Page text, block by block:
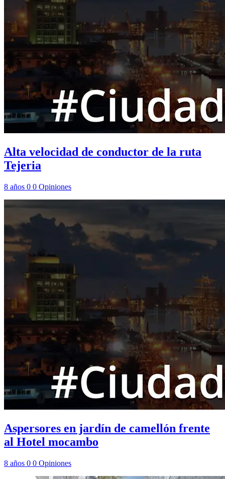
Alta velocidad de conductor de la ruta
Tejeria
8 años 0 0 Opiniones
Aspersores en jardín de camellón frente
al Hotel mocambo
8 años 0 0 Opiniones